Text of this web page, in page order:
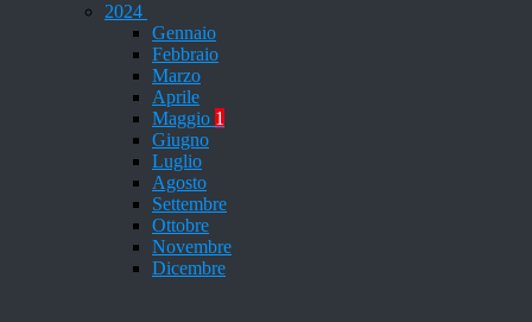
2024
Gennaio
Febbraio
Marzo
Aprile
Maggio 1
Giugno
Luglio
Agosto
Settembre
Ottobre
Novembre
Dicembre